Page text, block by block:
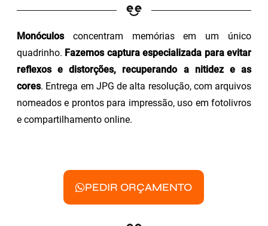
Monóculosconcentram memórias em um único
quadrinho. Fazemos captura especializada para evitar
reflexos e distorções, recuperando a nitidez e as
cores. Entrega em JPG de alta resolução, com arquivos
nomeados e prontos para impressão, uso em fotolivros
e compartilhamento online.
PEDIR ORÇAMENTO